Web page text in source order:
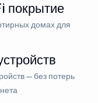
покрытие
домах для
— без потерь